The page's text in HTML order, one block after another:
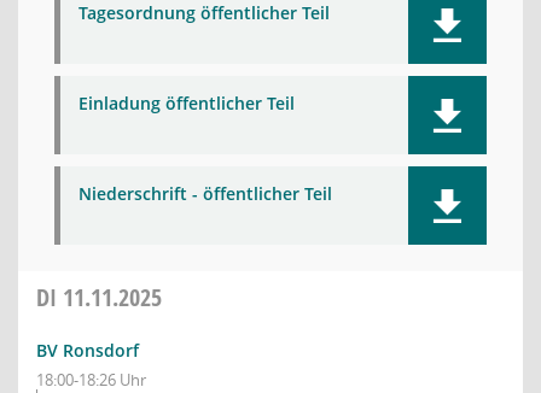
Tagesordnung öffentlicher Teil
Einladung öffentlicher Teil
Niederschrift - öffentlicher Teil
DI 11.11.2025
BV Ronsdorf
18:00-18:26 Uhr